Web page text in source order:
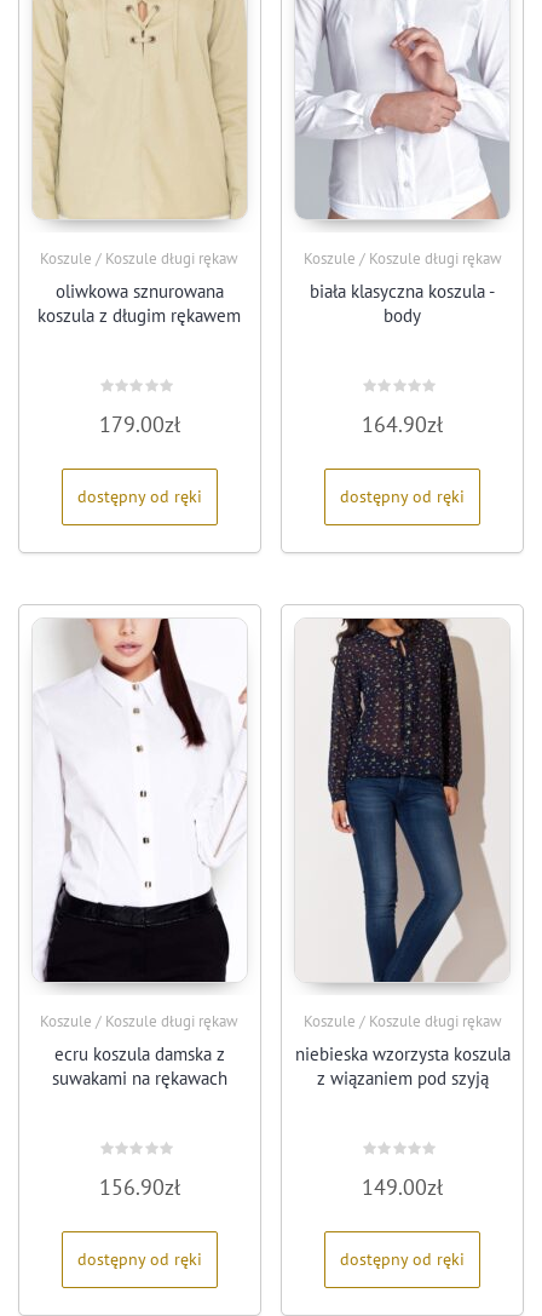
Koszule / Koszule długi rękaw
oliwkowa sznurowana
koszula z długim rękawem
0179.00zł
dostępny od ręki
Koszule / Koszule długi rękaw
biała klasyczna koszula -
body
0
164.90zł
dostępny od ręki
Koszule / Koszule długi rękaw
ecru koszula damska z
suwakami na rękawach
0156.90zł
dostępny od ręki
Koszule / Koszule długi rękaw
niebieska wzorzysta koszula
z wiązaniem pod szyją
0
149.00zł
dostępny od ręki